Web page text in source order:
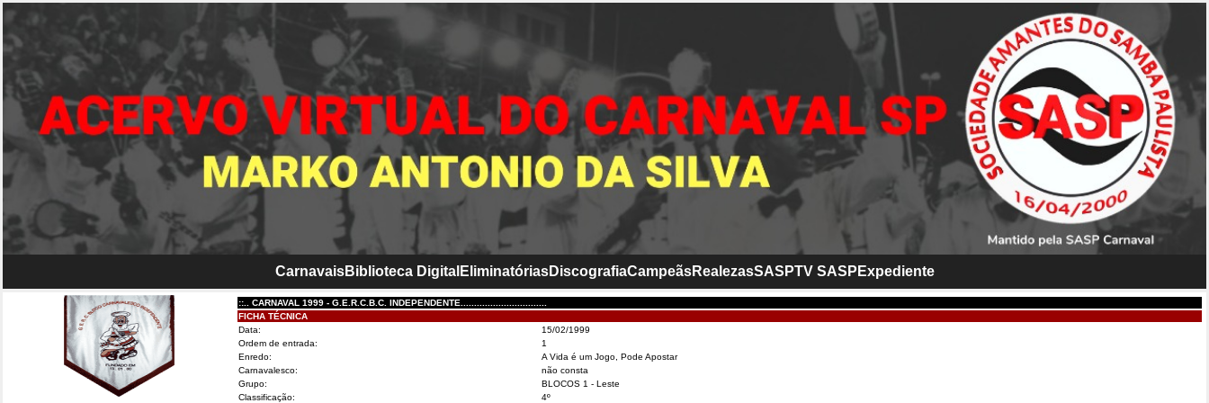
CarnavaisBiblioteca Digital EliminatóriasDiscografiaCampeãsRealezasSASPTV SASP Expediente
::.. CARNAVAL 1999 - G.E.R.C.B.C. INDEPENDENTE................................
FICHA TÉCNICA
Data:
15/02/1999
Ordem de entrada:
1
Enredo:
A Vida é um Jogo, Pode Apostar
Carnavalesco:
não consta
Grupo:
BLOCOS 1 - Leste
Classificação:
4º